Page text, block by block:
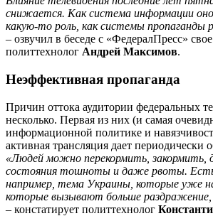
снижается. Как система информации
какую-то роль, как системы пропаганды
– озвучил в беседе с «ФедералПресс»
политтехнолог Андрей Максимов.
Неэффективная пропаганда
Причин оттока аудитории федеральных
несколько. Первая из них (и самая
информационной политике и
активная трансляция дает периодически
«Людей можно перекормить, закормить,
состояния тошноты и даже рвоты.
например, тема Украины, которые уже на
которые вызывают больше раздражение,
– констатирует политтехнолог